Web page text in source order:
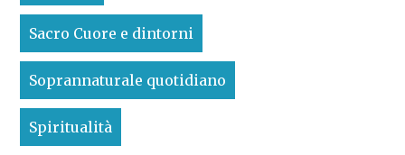
Sacro Cuore e dintorni
Soprannaturale quotidiano
Spiritualità